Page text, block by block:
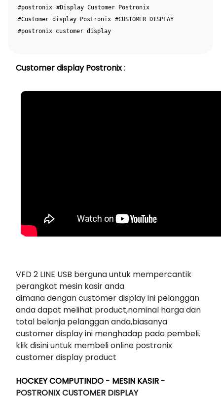
#postronix #Display Customer Postronix
#Customer display Postronix #CUSTOMER DISPLAY
#postronix customer display
Customer display Postronix:
VFD 2 LINE USB berguna untuk mempercantik
perangkat mesin kasir anda
dimana dengan customer display ini pelanggan
anda dapat melihat product,nominal harga dan
total belanja pelanggan anda,biasanya
customer display ini menghadap pada pembeli.
klik disini untuk membeli online postronix
customer display product
HOCKEY COMPUTINDO - MESIN KASIR -
POSTRONIX CUSTOMER DISPLAY